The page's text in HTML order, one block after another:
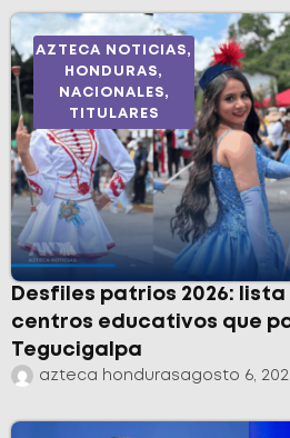
AZTECA NOTICIAS,
HONDURAS,
NACIONALES,
TITULARES
Desfiles patrios 2026:
centros educativos que
Tegucigalpa
azteca hondurasagosto 6,